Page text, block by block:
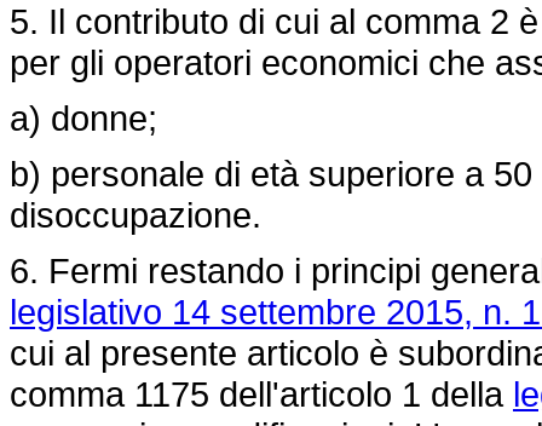
5. Il contributo di cui al comma 2
per gli operatori economici che
a) donne;
b) personale di età superiore a
disoccupazione.
6. Fermi restando i principi
legislativo 14 settembre 2015, n.
cui al presente articolo è
comma 1175 dell'articolo 1 della